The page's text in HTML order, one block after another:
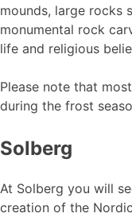
mounds, large rocks
monumental rock
life and religious
Please note that
during the frost
Solberg
At Solberg you will
creation of the